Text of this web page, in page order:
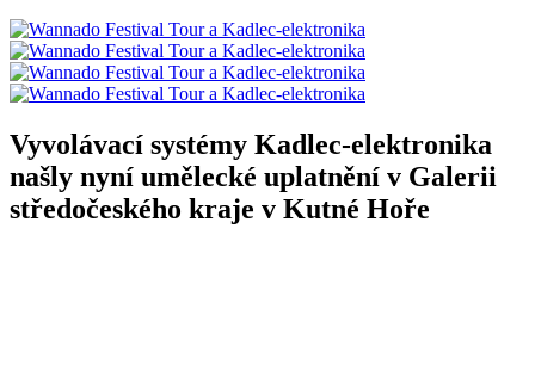
Vyvolávací systémy Kadlec-elektronika
našly nyní umělecké uplatnění v Galerii
středočeského kraje v Kutné Hoře